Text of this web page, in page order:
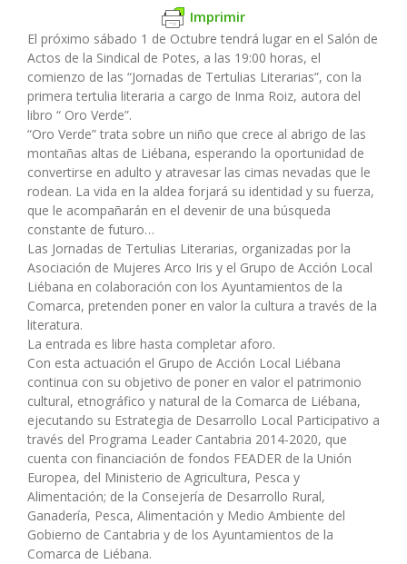
Imprimir
El próximo sábado 1 de Octubre tendrá lugar en el Salón de
Actos de la Sindical de Potes, a las 19:00 horas, el
comienzo de las “Jornadas de Tertulias Literarias”, con la
primera tertulia literaria a cargo de Inma Roiz, autora del
libro “ Oro Verde”.
“Oro Verde” trata sobre un niño que crece al abrigo de las
montañas altas de Liébana, esperando la oportunidad de
convertirse en adulto y atravesar las cimas nevadas que le
rodean. La vida en la aldea forjará su identidad y su fuerza,
que le acompañarán en el devenir de una búsqueda
constante de futuro…
Las Jornadas de Tertulias Literarias, organizadas por la
Asociación de Mujeres Arco Iris y el Grupo de Acción Local
Liébana en colaboración con los Ayuntamientos de la
Comarca, pretenden poner en valor la cultura a través de la
literatura.
La entrada es libre hasta completar aforo.
Con esta actuación el Grupo de Acción Local Liébana
continua con su objetivo de poner en valor el patrimonio
cultural, etnográfico y natural de la Comarca de Liébana,
ejecutando su Estrategia de Desarrollo Local Participativo a
través del Programa Leader Cantabria 2014-2020, que
cuenta con financiación de fondos FEADER de la Unión
Europea, del Ministerio de Agricultura, Pesca y
Alimentación; de la Consejería de Desarrollo Rural,
Ganadería, Pesca, Alimentación y Medio Ambiente del
Gobierno de Cantabria y de los Ayuntamientos de la
Comarca de Liébana.